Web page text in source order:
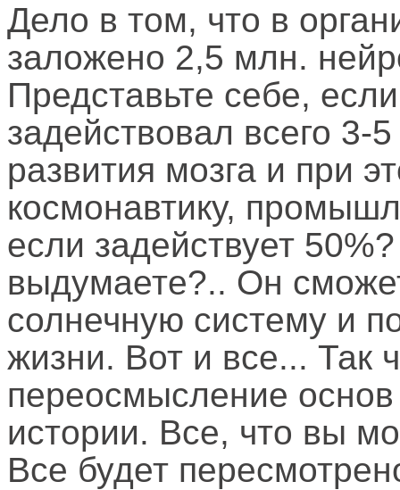
Дело в том, что в
заложено 2,5 млн.
Представьте себе,
задействовал всего 3-
развития мозга и при
космонавтику,
если задействует
выдумаете?.. Он
солнечную систему и
жизни. Вот и все... Так
переосмысление
истории. Все, что вы
Все будет